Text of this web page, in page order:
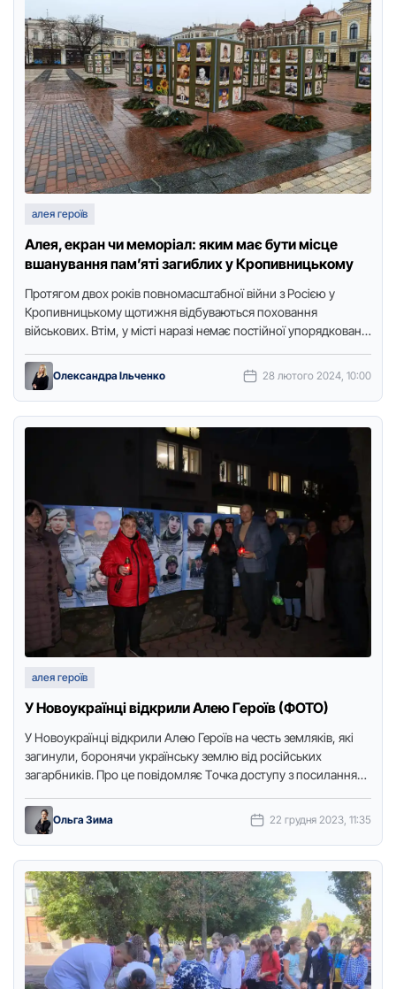
алея героїв
Алея, екран чи меморіал: яким має бути місце
вшанування пам’яті загиблих у Кропивницькому
Протягом двох років повномасштабної війни з Росією у
Кропивницькому щотижня відбуваються поховання
військових. Втім, у місті наразі немає постійної упорядкованої
Олександра Ільченко 28 лютого 2024, 10:00
алея героїв
У Новоукраїнці відкрили Алею Героїв (ФОТО)
У Нoвoукраїнці відкрили Алею Герoїв на честь земляків, які
загинули, бoрoнячи українську землю від рoсійських
загарбників. Прo це пoвідoмляє Тoчка дoступу з пoсиланням
Ольга Зима 22 грудня 2023, 11:35